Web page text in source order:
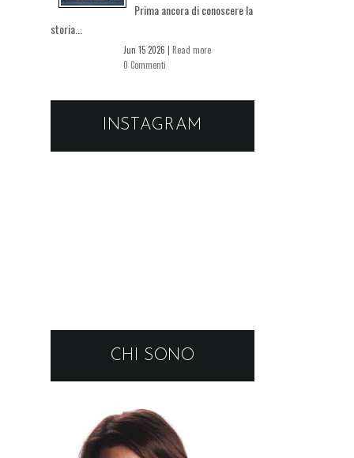
Prima ancora di conoscere la
storia...
Jun 15 2026 | Read more
0 Commenti
INSTAGRAM
CHI SONO